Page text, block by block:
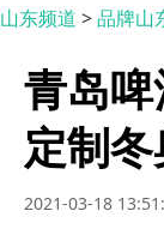
山东频道 >品牌山
青岛
定制
2021-03-18